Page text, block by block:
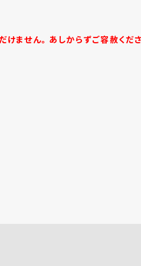
ません。あしからずご容赦くださ